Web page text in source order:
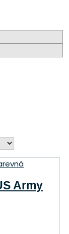
Army